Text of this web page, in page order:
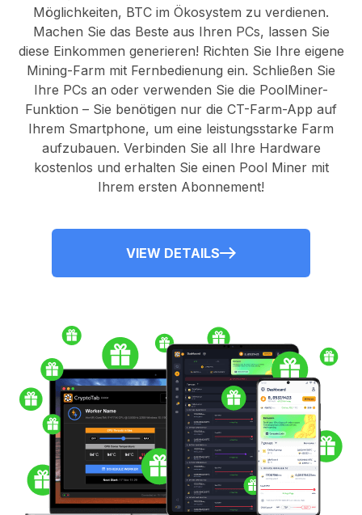
Möglichkeiten, BTC im Ökosystem zu verdienen.
Machen Sie das Beste aus Ihren PCs, lassen Sie
diese Einkommen generieren! Richten Sie Ihre eigene
Mining-Farm mit Fernbedienung ein. Schließen Sie
Ihre PCs an oder verwenden Sie die PoolMiner-
Funktion – Sie benötigen nur die CT-Farm-App auf
Ihrem Smartphone, um eine leistungsstarke Farm
aufzubauen. Verbinden Sie all Ihre Hardware
kostenlos und erhalten Sie einen Pool Minermit
Ihrem ersten Abonnement!
VIEW DETAILS